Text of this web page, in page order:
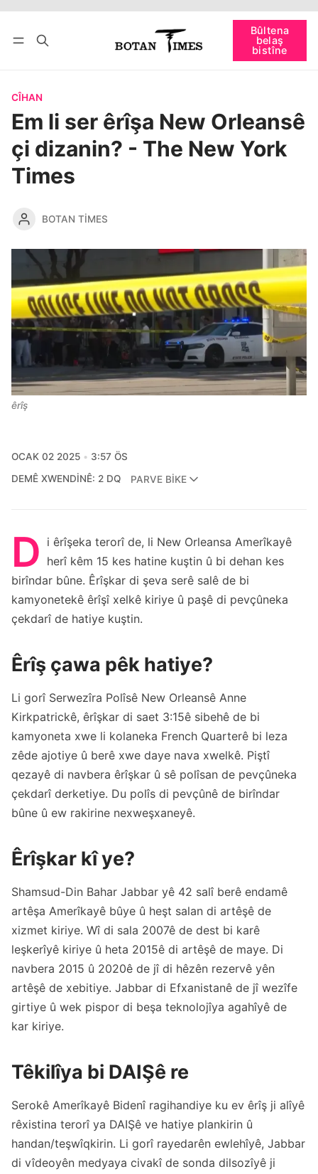
Bûltena
belaş
bistîne
bişopîne
CÎHAN
Em li ser êrîşa New Orleansê
çi dizanin? - The New York
Times
BOTAN TIMES
êrîş
OCAK 02 2025
3:57 ÖS
DEMÊ XWENDINÊ: 2 DQ
PARVE BIKE
D i êrîşeka terorî de, li New Orleansa Amerîkayê
herî kêm 15 kes hatine kuştin û bi dehan kes
birîndar bûne. Êrîşkar di şeva serê salê de bi
kamyonetekê êrîşî xelkê kiriye û paşê di pevçûneka
çekdarî de hatiye kuştin.
Êrîş çawa pêk hatiye?
Li gorî Serwezîra Polîsê New Orleansê Anne
Kirkpatrickê, êrîşkar di saet 3:15ê sibehê de bi
kamyoneta xwe li kolaneka French Quarterê bi leza
zêde ajotiye û berê xwe daye nava xwelkê. Piştî
qezayê di navbera êrîşkar û sê polîsan de pevçûneka
çekdarî derketiye. Du polîs di pevçûnê de birîndar
bûne û ew rakirine nexweşxaneyê.
Êrîşkar kî ye?
Shamsud-Din Bahar Jabbar yê 42 salî berê endamê
artêşa Amerîkayê bûye û heşt salan di artêşê de
xizmet kiriye. Wî di sala 2007ê de dest bi karê
leşkerîyê kiriye û heta 2015ê di artêşê de maye. Di
navbera 2015 û 2020ê de jî di hêzên rezervê yên
artêşê de xebitiye. Jabbar di Efxanistanê de jî wezîfe
girtiye û wek pispor di beşa teknolojîya agahîyê de
kar kiriye.
Têkilîya bi DAIŞê re
Serokê Amerîkayê Bidenî ragihandiye ku ev êrîş ji alîyê
rêxistina terorî ya DAIŞê ve hatiye plankirin û
handan/teşwîqkirin. Li gorî rayedarên ewlehîyê, Jabbar
di vîdeoyên medyaya civakî de sonda dilsozîyê ji